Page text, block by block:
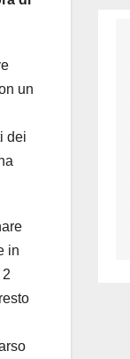
un
dei
in